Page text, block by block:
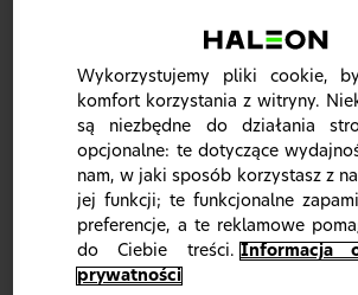
wag.fluorku cyny w porównaniu z kontrolną
Różnice między progiem dotykowym dla
a progiem dla pasty wyłącznie fluorowej
tygodniach oraz 27,2 g po 8 tygodniach.
*Badanie przeprowadzono , wykorzystując
0,454% w/w. fluorku cyny (II); pomiarów
skali Schiffa i kwestionariusza DHEQ.
‡Procentowa poprawa wskaźnika krwawienia
badaniu zawierającej 0,454% w/w. fluorku
do pasty kontrolnej wyłącznie fluorowej.
również poprawę o 19% zmodyfikowanego
dziąseł po zastosowaniu badanej pasty do
Wykorzystujemy pliki cookie,
komfort korzystania z witryny.
są niezbędne do działania
opcjonalne: te dotyczące
nam, w jaki sposób korzystasz z
jej funkcji; te funkcjonalne
preferencje, a te reklamowe
do Ciebie treści. Informacja
prywatności